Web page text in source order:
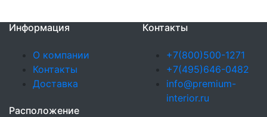
Информация
О компании
Контакты
Доставка
Контакты
+7(800)500-1271
+7(495)646-0482
info@premium-
interior.ru
Расположение